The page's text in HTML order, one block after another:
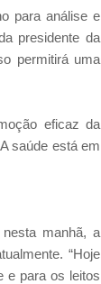
para análise e
presidente da
permitirá uma
eficaz da
saúde está em
manhã, a
“Hoje
e para os leitos